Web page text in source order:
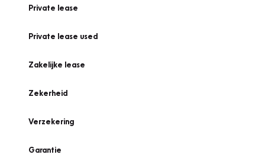
Private lease
Private lease used
Zakelijke lease
Zekerheid
Verzekering
Garantie